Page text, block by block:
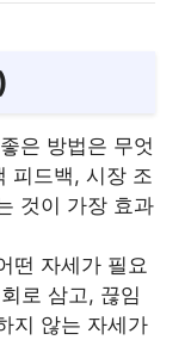
은 방법은 무엇
피드백, 시장 조
것이 가장 효과
떤 자세가 필요
로 삼고, 끊임
지 않는 자세가